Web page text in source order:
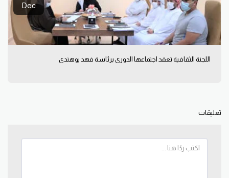
Dec
اللجنة الثقافية تعقد اجتماعها الدوري برئاسة فهد بوهندي
تعليقات